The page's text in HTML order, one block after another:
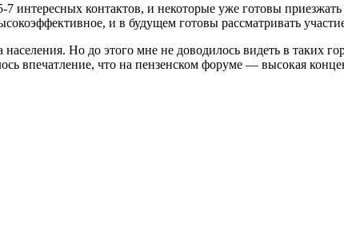
7 интересных контактов, и некоторые уже готовы
и в будущем готовы рассматривать
Но до этого мне не доводилось видеть в таких
впечатление, что на пензенском форуме — высокая